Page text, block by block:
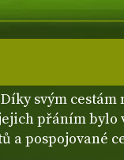
svým cestám
přáním bylo
a pospojované